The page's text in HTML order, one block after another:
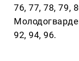
76, 77, 78, 79,
92, 94, 96.